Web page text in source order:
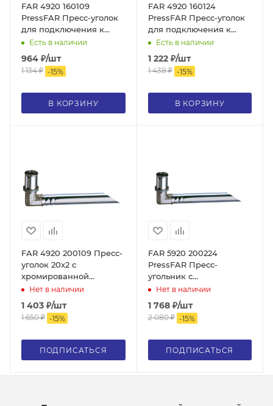
FAR 4920 160109
PressFAR Пресс-уголок
для подключения к
радиатору, 16х2, с
хромированной трубой
(L=90, ф15 , латунь
(аналог 5920160109)
Есть в наличии
964 ₽/шт
1 134₽ -15%
В КОРЗИНУ
FAR 4920 160124
PressFAR Пресс-уголок
для подключения к
радиатору, 16х2, с
хромированной трубой
(L=240, ф15 , латунь
(аналог 5920160124)
Есть в наличии
1 222₽/шт
1 438₽ -15%
В КОРЗИНУ
FAR 4920 200109 Пресс-
уголок 20х2 с
хромированной
трубкой, L = 9см, 15мм,
для подключения к
радиатору лат.(аналог
5920200109)
Нет в наличии
1 403 ₽/шт
1 650₽ -15%
ПОДПИСАТЬСЯ
FAR 5920 200224
PressFAR Пресс-
угольник с
хромиртрубкой для
подклрад-ра 20х2,25
(Арт.
Нет в наличии
1 768₽/шт
2 080₽ -15%
ПОДПИСАТЬСЯ